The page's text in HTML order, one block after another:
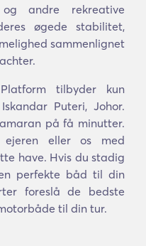
andre rekreative
øgede stabilitet,
sammenlignet
tilbyder kun
Puteri, Johor.
på få minutter.
eller os med
have. Hvis du stadig
perfekte båd til din
foreslå de bedste
til din tur.